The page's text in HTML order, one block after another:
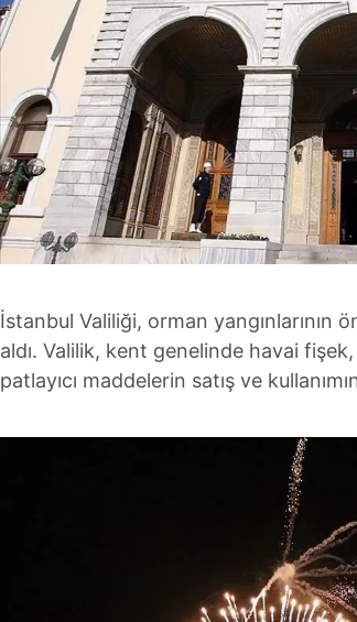
İstanbul Valiliği, orman yangınlarının
aldı. Valilik, kent genelinde havai
patlayıcı maddelerin satış ve